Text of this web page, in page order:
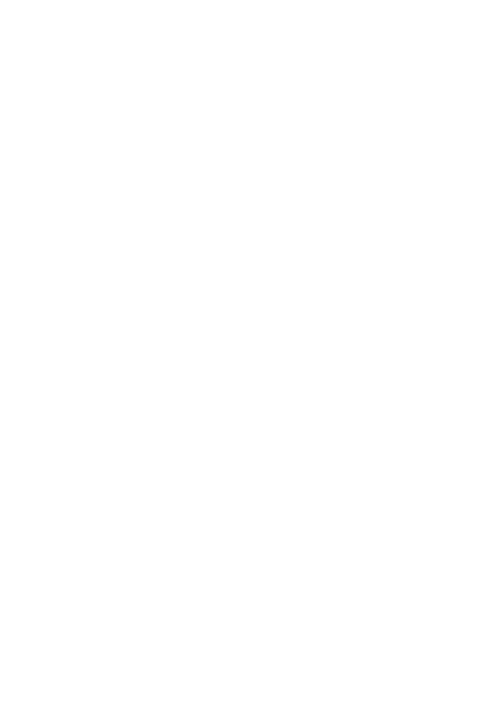
de réseaux sociaux et analyser notre trafic.
sociaux, publicitaires et analytiques. Ces
ou qu'ils ont collectées lors de votre